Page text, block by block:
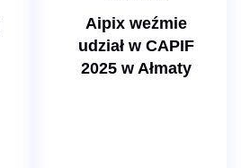
Aipix weźmie
udział w CAPIF
2025 w Ałmaty